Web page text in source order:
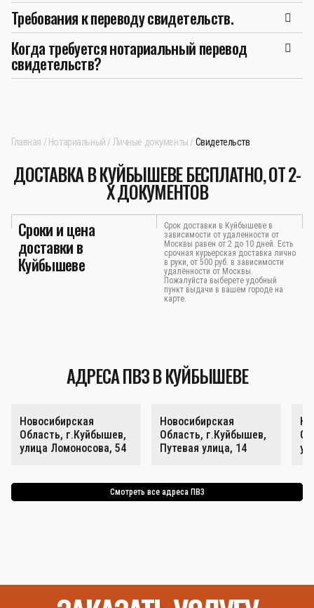
Требования к переводу свидетельств.
Когда требуется нотариальный перевод
свидетельств?
Главная Нотариальный Личные документы Свидетельств
ДОСТАВКА В КУЙБЫШЕВЕ БЕСПЛАТНО, ОТ 2-
Х ДОКУМЕНТОВ
Сроки и цена
доставки в
Куйбышеве
Срок доставки в Куйбышеве в
зависимости от удаленности от
Москвы равен от 2 до 10 дней. Есть
срочная курьерская доставка лично
в руки, от 500 руб. в зависимости
удалённости от Москвы.
Пожалуйста выберете удобный
пункт выдачи в вашем городе на
карте.
АДРЕСА ПВЗ В КУЙБЫШЕВЕ
Новосибирская
Область, г.Куйбышев,
улица Ломоносова, 54
Новосибирская
Область, г.Куйбышев,
Путевая улица, 14
Смотреть все адреса ПВЗ